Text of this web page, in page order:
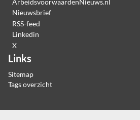
Nieuwsbrief
RSS-feed
Linkedin
X
Links
Sitemap
Tags overzicht